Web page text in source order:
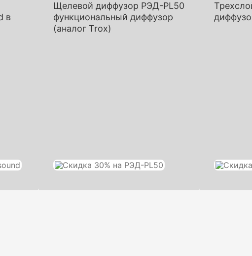
в
Щелевой диффузор РЭД-PL50
функциональный диффузор
(аналог Trox)